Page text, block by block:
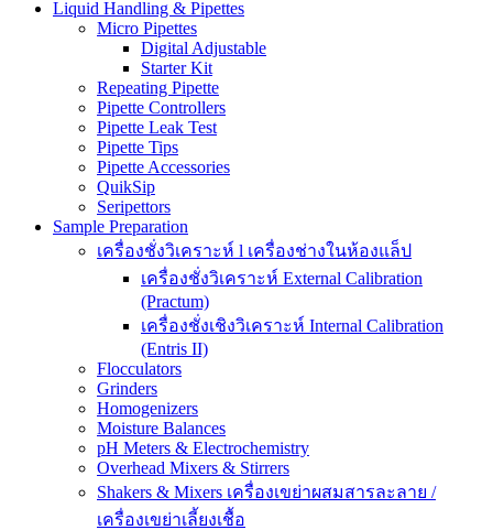
Liquid Handling & Pipettes
Micro Pipettes
Digital Adjustable
Starter Kit
Repeating Pipette
Pipette Controllers
Pipette Leak Test
Pipette Tips
Pipette Accessories
QuikSip
Seripettors
Sample Preparation
เครื่องชั่งวิเคราะห์ l เครื่องช่างในห้องแล็ป
เครื่องชั่งวิเคราะห์ External Calibration
(Practum)
เครื่องชั่งเชิงวิเคราะห์ Internal Calibration
(Entris II)
Flocculators
Grinders
Homogenizers
Moisture Balances
pH Meters & Electrochemistry
Overhead Mixers & Stirrers
Shakers & Mixers เครื่องเขย่าผสมสารละลาย /
เครื่องเขย่าเลี้ยงเชื้อ